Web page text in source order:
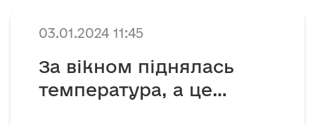
03.01.2024 11:45
За вікном піднялась
температура, а це